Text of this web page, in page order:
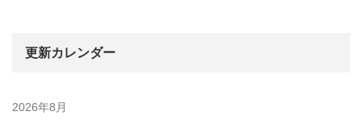
更新カレンダー
2026年8月